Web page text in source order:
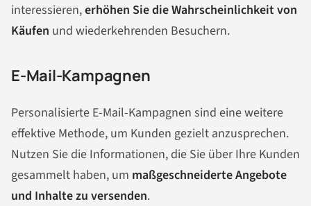
interessieren,erhöhen Sie die Wahrscheinlichkeit von
Käufen und wiederkehrenden Besuchern.
E-Mail-Kampagnen
Personalisierte E-Mail-Kampagnen sind eine weitere
effektive Methode, um Kunden gezielt anzusprechen.
Nutzen Sie die Informationen, die Sie über Ihre Kunden
gesammelt haben, um maßgeschneiderte Angebote
und Inhalte zu versenden.